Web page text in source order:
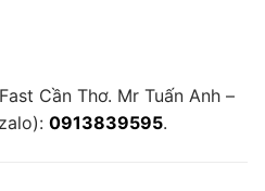
Cần Thơ. Mr Tuấn Anh –
0913839595.